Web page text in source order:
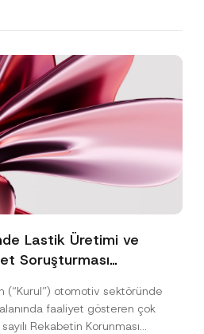
Lastik Üretimi ve
Soruşturması
(“Kurul”) otomotiv sektöründe
faaliyet gösteren çok
Rekabetin Korunması